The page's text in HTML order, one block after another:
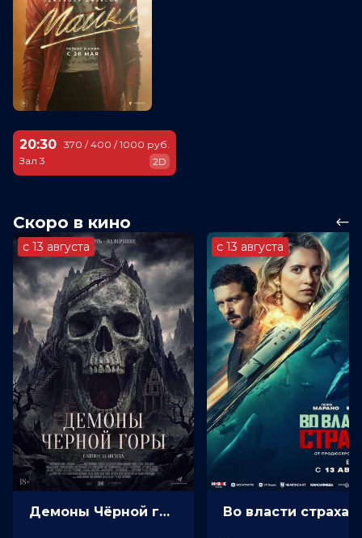
20:30
Зал 3
370 / 400 / 1000 руб.
2D
Скоро в кино
с 13 августа
Демоны Чёрной горы (18+)
с 13 августа